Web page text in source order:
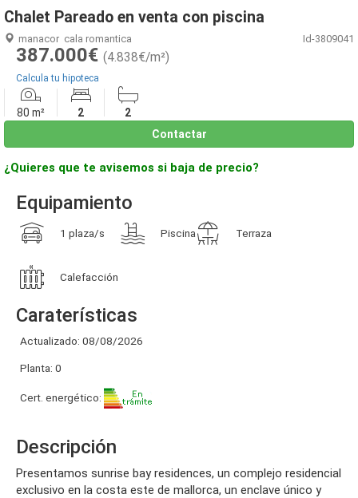
Chalet Pareado en venta con piscina
manacor cala romantica Id-3809041
387.000€ (4.838€/m²)
Calcula tu hipoteca
80 m² 2
2
Contactar
¿Quieres que te avisemos si baja de precio?
Equipamiento
1 plaza/s Piscina Terraza
Calefacción
Caraterísticas
Actualizado: 08/08/2026
Planta: 0
Cert. energético:
Descripción
presentamos sunrise bay residences, un complejo residencial
exclusivo en la costa este de mallorca, un enclave único y